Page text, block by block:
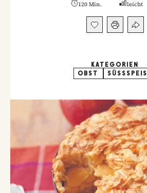
120 Min. leicht
KATEGORIEN
OBST
SÜSSSPEISE